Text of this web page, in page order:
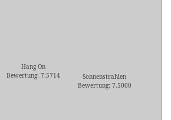
Hang On
Bewertung: 7.5714
Sonnenstrahlen
Bewertung: 7.5000